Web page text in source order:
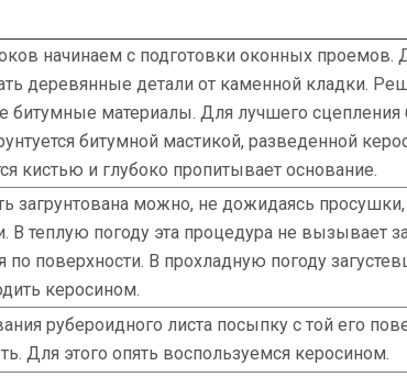
начинаем с подготовки оконных
деревянные детали от каменной кладки.
битумные материалы. Для лучшего сцепления
битумной мастикой, разведенной
кистью и глубоко пропитывает основание.
загрунтована можно, не дожидаясь
В теплую погоду эта процедура не вызывает
поверхности. В прохладную погоду
керосином.
рубероидного листа посыпку с той его
Для этого опять воспользуемся керосином.